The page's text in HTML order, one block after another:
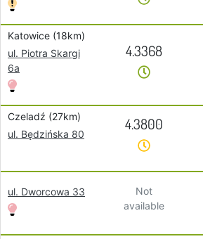
Katowice (18km)
ul. Piotra Skargi
6a
4.3368
Czeladź (27km)
ul. Będzińska 80
4.3800
ul. Dworcowa 33
Not
available